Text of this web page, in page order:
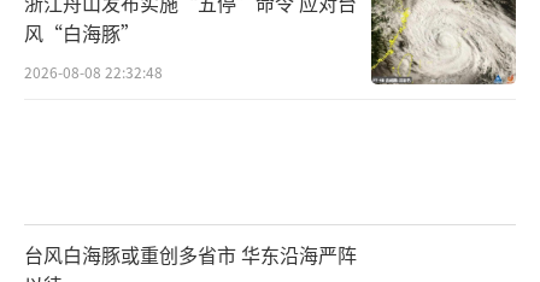
风“白海豚”
2026-08-08 22:32:48
台风白海豚或重创多省市 华东沿海严阵